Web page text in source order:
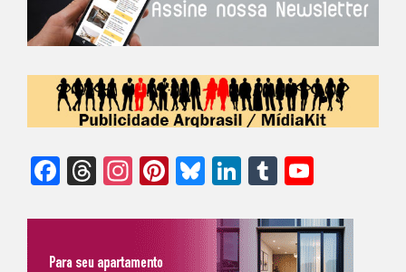
Facebook
Threads
Instagram
Pinterest
Bluesky
LinkedIn
Tumblr